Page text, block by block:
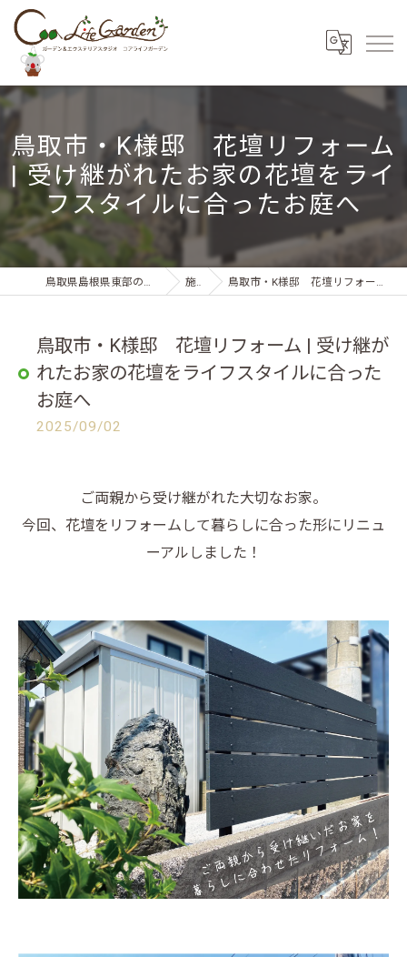
鳥取市・K様邸 花壇リフォーム
| 受け継がれたお家の花壇をライ
フスタイルに合ったお庭へ
鳥取県島根県東部の外構・エクステリアならコアライフガーデン 施工事例 鳥取市・K様邸 花壇リフォーム | 受け継がれたお家の花壇をライフスタイルに合ったお庭へ
鳥取市・K様邸 花壇リフォーム | 受け継が
れたお家の花壇をライフスタイルに合った
お庭へ
2025/09/02
ご両親から受け継がれた大切なお家。
今回、花壇をリフォームして暮らしに合った形にリニュ
ーアルしました！